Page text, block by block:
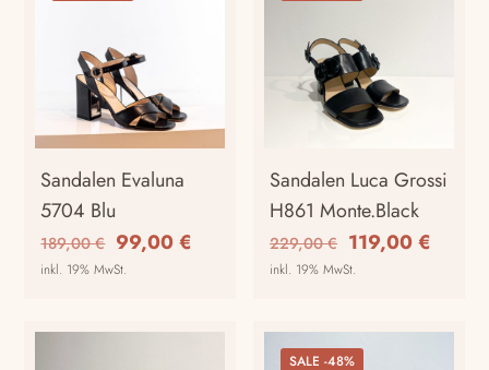
Sandalen Evaluna
5704 Blu
189,00€ Ursprünglicher
Preis
99,00€
inkl. 19% MwSt.
Produkt
Sandalen Luca Grossi
H861 Monte.Black
229,00€ Ursprünglicher
Preis
119,00€
inkl. 19% MwSt.
Produkt
weistSALE -48%